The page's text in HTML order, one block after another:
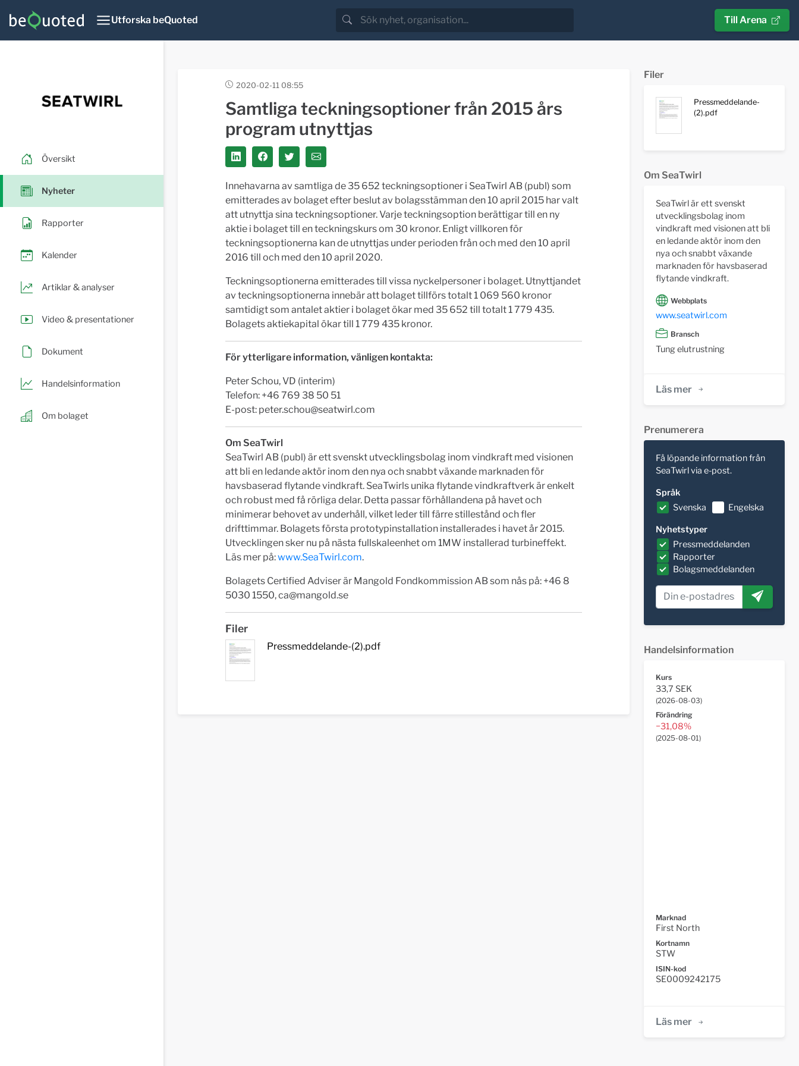
Utforska beQuoted Till Arena
Översikt
Nyheter
Rapporter
Kalender
Artiklar & analyser
Video & presentationer
Dokument
Handelsinformation
Om bolaget
2020-02-11 08:55
Samtliga teckningsoptioner från 2015 års
program utnyttjas
Innehavarna av samtliga de 35 652 teckningsoptioner i SeaTwirl AB (publ) som
emitterades av bolaget efter beslut av bolagsstämman den 10 april 2015 har valt
att utnyttja sina teckningsoptioner. Varje teckningsoption berättigar till en ny
aktie i bolaget till en teckningskurs om 30 kronor. Enligt villkoren för
teckningsoptionerna kan de utnyttjas under perioden från och med den 10 april
2016 till och med den 10 april 2020.
Teckningsoptionerna emitterades till vissa nyckelpersoner i bolaget. Utnyttjandet
av teckningsoptionerna innebär att bolaget tillförs totalt 1 069 560 kronor
samtidigt som antalet aktier i bolaget ökar med 35 652 till totalt 1 779 435.
Bolagets aktiekapital ökar till 1 779 435 kronor.
För ytterligare information, vänligen kontakta:
Peter Schou, VD (interim)
Telefon: +46 769 38 50 51
E-post: peter.schou@seatwirl.com
Om SeaTwirl
SeaTwirl AB (publ) är ett svenskt utvecklingsbolag inom vindkraft med visionen
att bli en ledande aktör inom den nya och snabbt växande marknaden för
havsbaserad flytande vindkraft. SeaTwirls unika flytande vindkraftverk är enkelt
och robust med få rörliga delar. Detta passar förhållandena på havet och
minimerar behovet av underhåll, vilket leder till färre stillestånd och fler
drifttimmar. Bolagets första prototypinstallation installerades i havet år 2015.
Utvecklingen sker nu på nästa fullskaleenhet om 1MW installerad turbineffekt.
Läs mer på:www.SeaTwirl.com.
Bolagets Certified Adviser är Mangold Fondkommission AB som nås på: +46 8
5030 1550,ca@mangold.se
Filer
Pressmeddelande-(2).pdf
Filer
Pressmeddelande-
(2).pdf
Om SeaTwirl
SeaTwirl är ett svenskt
utvecklingsbolag inom
vindkraft med visionen att bli
en ledande aktör inom den
nya och snabbt växande
marknaden för havsbaserad
flytande vindkraft.
Webbplats
www.seatwirl.com
Bransch
Tung elutrustning
Läs mer
Prenumerera
Få löpande information från
SeaTwirl via e-post.
Språk
Svenska
Engelska
Nyhetstyper
Pressmeddelanden
Rapporter
Bolagsmeddelanden
Handelsinformation
Kurs
33,7 SEK
(2026-08-03)
Förändring
−31,08%
(2025-08-01)
Marknad
First North
Kortnamn
STW
ISIN-kod
SE0009242175
Läs mer